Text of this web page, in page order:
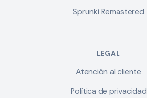
Sprunki Remastered
LEGAL
Atención al cliente
Política de privacidad